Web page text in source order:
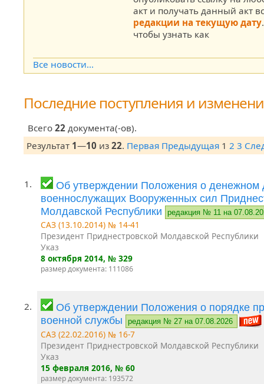
акт и получать данный акт
редакции на текущую дату
чтобы узнать как
Все новости...
Последние поступления и
Всего 22документа(-ов).
Результат 1—10 из 22. Первая Предыдущая 1 2 3
1.
Об утверждении Положения о денежном
военнослужащих Вооруженных сил
Молдавской Республики
редакция № 11 на
САЗ (13.10.2014) № 14-41
Президент Приднестровской Молдавской Республики
Указ
8 октября 2014, № 329
размер документа: 111086
2.
Об утверждении Положения о порядке
военной службы
редакция № 27 на 07.08.2026
САЗ (22.02.2016) № 16-7
Президент Приднестровской Молдавской Республики
Указ
15 февраля 2016, № 60
размер документа: 193572